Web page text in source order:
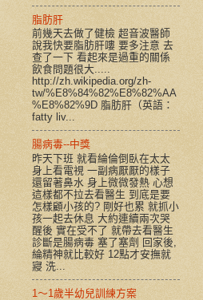
脂肪肝
前幾天去做了健檢 超音波醫師
說我快要脂肪肝嘍 要多注意 去
查了一下 看起來是過重的關係
飲食問題很大.....
http://zh.wikipedia.org/zh-
tw/%E8%84%82%E8%82%AA
%E8%82%9D 脂肪肝（英語：
fatty liv...
腸病毒--中獎
昨天下班 就看綸倫倒臥在太太
身上看電視 一副病厭厭的樣子
還留著鼻水 身上微微發熱 心想
這樣都不拉去看醫生 到底是要
怎樣顧小孩的? 剛好也累 就抓小
孩一起去休息 大約連續兩次哭
醒後 實在受不了 就帶去看醫生
診斷是腸病毒 塞了塞劑 回家後,
綸精神就比較好 12點才安撫就
寢 洗...
1～1歲半幼兒訓練方案